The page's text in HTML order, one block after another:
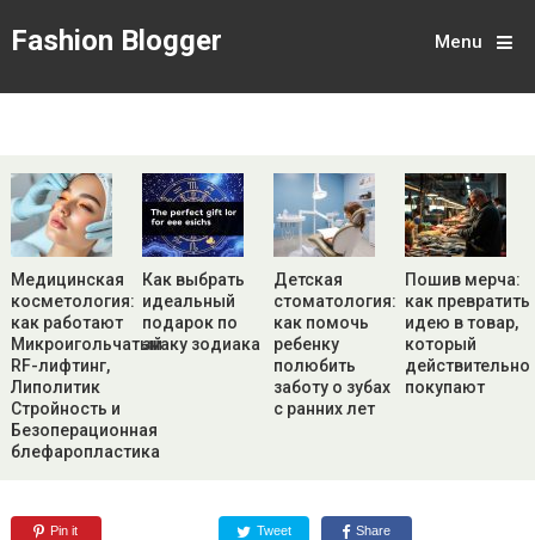
Fashion Blogger Menu
Медицинская
косметология:
как работают
Микроигольчатый
RF-лифтинг,
Липолитик
Стройность и
Безоперационная
блефаропластика
Как выбрать
идеальный
подарок по
знаку зодиака
Детская
стоматология:
как помочь
ребенку
полюбить
заботу о зубах
с ранних лет
Пошив мерча:
как превратить
идею в товар,
который
действительно
покупают
Pin it Tweet Share